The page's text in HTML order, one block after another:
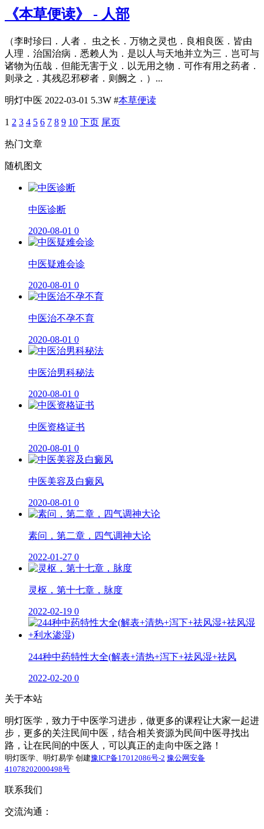
《本草便读》 - 人部
（李时珍曰．人者． 虫之长．万物之灵也．良相良医．皆由
人理．治国治病．悉赖人为．是以人与天地并立为三．岂可与
诸物为伍哉．但能无害于义．以无用之物．可作有用之药者．
则录之．其残忍邪秽者．则阙之．）...
明灯中医 2022-03-01 5.3W #本草便读
1 2 3 4 5 6 7 8 9 10 下页 尾页
热门文章
随机图文
​中医诊断
2020-08-01 0
中医疑难会诊
2020-08-01 0
中医治不孕不育
2020-08-01 0
中医治男科秘法
2020-08-01 0
中医资格证书
2020-08-01 0
中医美容及白癜风
2020-08-01 0
素问，第二章，四气调神大论
2022-01-27 0
灵枢，第十七章，脉度
2022-02-19 0
244种中药特性大全(解表+清热+泻下+祛风湿+祛风
2022-02-20 0
关于本站
明灯医学，致力于中医学习进步，做更多的课程让大家一起进
步，更多的关注民间中医，结合相关资源为民间中医寻找出
路，让在民间的中医人，可以真正的走向中医之路！
明灯医学、明灯易学 创建豫ICP备17012086号-2 豫公网安备
41078202000498号
联系我们
交流沟通：